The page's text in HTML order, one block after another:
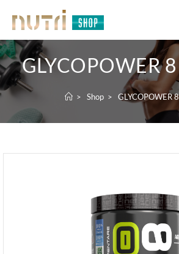
GLYCOPOWER
> Shop > GLYCOPOWER